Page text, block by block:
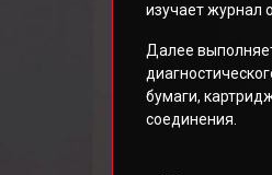
изучает журнал
Далее
бумаги,
соединения.